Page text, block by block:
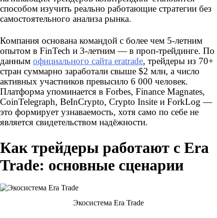
способом изучить реально работающие стратегии без
самостоятельного анализа рынка.
Компания основана командой с более чем 5-летним
опытом в FinTech и 3-летним — в проп-трейдинге. По
данным официального сайта eratrade, трейдеры из 70+
стран суммарно заработали свыше $2 млн, а число
активных участников превысило 6 000 человек.
Платформа упоминается в Forbes, Finance Magnates,
CoinTelegraph, BeInCrypto, Crypto Insite и ForkLog —
это формирует узнаваемость, хотя само по себе не
является свидетельством надёжности.
Как трейдеры работают с Era
Trade: основные сценарии
Экосистема Era Trade